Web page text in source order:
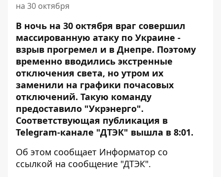
на 30 октября
В ночь на 30 октября враг совершил
массированную атаку по Украине -
взрыв прогремел и в Днепре. Поэтому
временно вводились экстренные
отключения света, но утром их
заменили на графики почасовых
отключений. Такую команду
предоставило "Укрэнерго".
Соответствующая публикация в
Telegram-канале "ДТЭК" вышла в 8:01.
Об этом сообщает Информатор со
ссылкой на сообщение "ДТЭК".